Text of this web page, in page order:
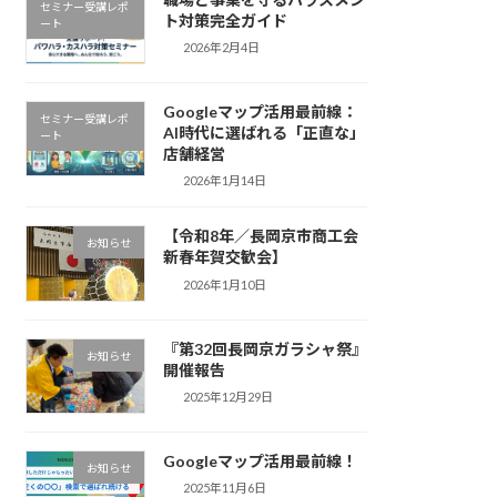
セミナー受講レポ
ート
ト対策完全ガイド
2026年2月4日
セミナー受講レポ
ート
Googleマップ活用最前線：
AI時代に選ばれる「正直な」
店舗経営
2026年1月14日
お知らせ
【令和8年／長岡京市商工会
新春年賀交歓会】
2026年1月10日
お知らせ
『第32回長岡京ガラシャ祭』
開催報告
2025年12月29日
お知らせ Googleマップ活用最前線！
2025年11月6日